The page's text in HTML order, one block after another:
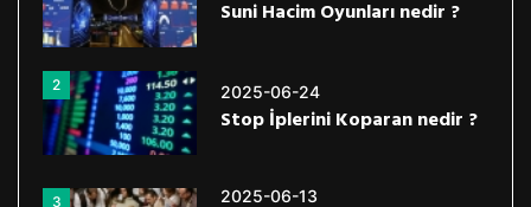
Suni Hacim Oyunları nedir ?
2 2025-06-24
Stop İplerini Koparan nedir ?
3 2025-06-13